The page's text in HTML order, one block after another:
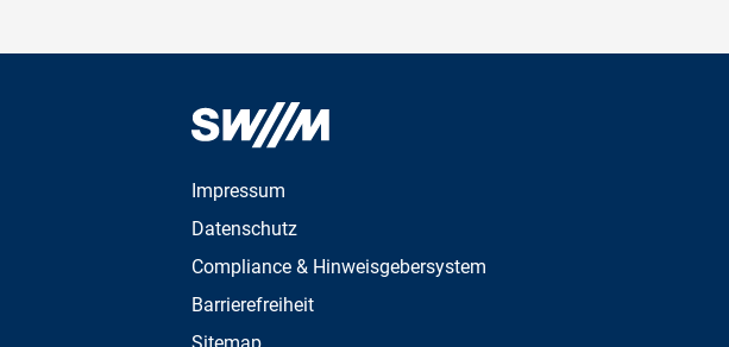
Impressum
Datenschutz
Compliance & Hinweisgebersystem
Barrierefreiheit